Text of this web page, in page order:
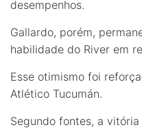
desempenhos.
Gallardo, porém,
habilidade do River em
Esse otimismo foi
Atlético Tucumán.
Segundo fontes, a